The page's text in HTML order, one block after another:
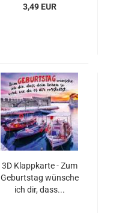
3,49 EUR
3D Klappkarte - Zum
Geburtstag wünsche
ich dir, dass...